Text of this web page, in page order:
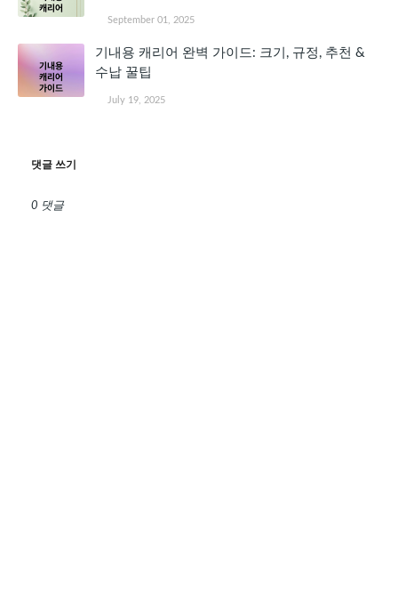
September 01, 2025
기내용 캐리어 완벽 가이드: 크기, 규정, 추천 &
수납 꿀팁
July 19, 2025
댓글 쓰기
0 댓글